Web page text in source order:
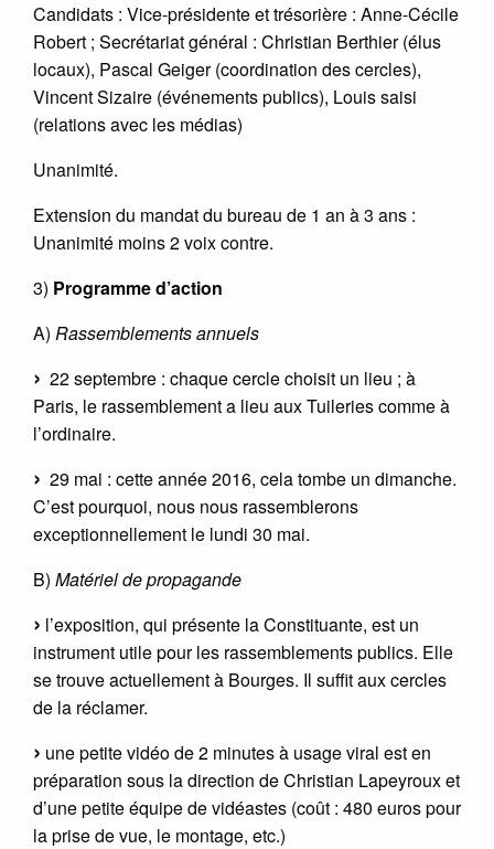
Candidats : Vice-présidente et trésorière : Anne-Cécile
Robert ; Secrétariat général : Christian Berthier (élus
locaux), Pascal Geiger (coordination des cercles),
Vincent Sizaire (événements publics), Louis saisi
(relations avec les médias)
Unanimité.
Extension du mandat du bureau de 1 an à 3 ans :
Unanimité moins 2 voix contre.
3) Programme d’action
A) Rassemblements annuels
22 septembre : chaque cercle choisit un lieu ; à
Paris, le rassemblement a lieu aux Tuileries comme à
l’ordinaire.
29 mai : cette année 2016, cela tombe un dimanche.
C’est pourquoi, nous nous rassemblerons
exceptionnellement le lundi 30 mai.
B) Matériel de propagande
l’exposition, qui présente la Constituante, est un
instrument utile pour les rassemblements publics. Elle
se trouve actuellement à Bourges. Il suffit aux cercles
de la réclamer.
une petite vidéo de 2 minutes à usage viral est en
préparation sous la direction de Christian Lapeyroux et
d’une petite équipe de vidéastes (coût : 480 euros pour
la prise de vue, le montage, etc.)